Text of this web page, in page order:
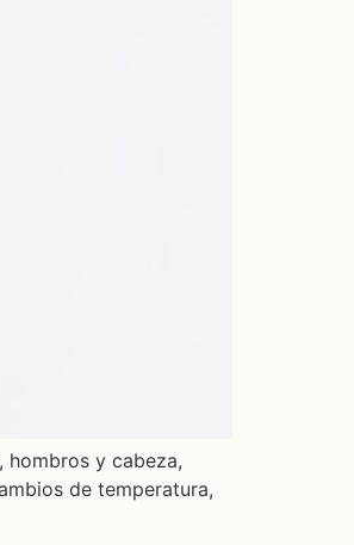
hombros y cabeza,
de temperatura,